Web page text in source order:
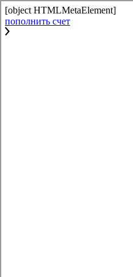
[object HTMLMetaElement]
пополнить счет